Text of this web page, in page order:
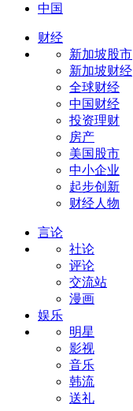
中国
财经
新加坡股市
新加坡财经
全球财经
中国财经
投资理财
房产
美国股市
中小企业
起步创新
财经人物
言论
社论
评论
交流站
漫画
娱乐
明星
影视
音乐
韩流
送礼